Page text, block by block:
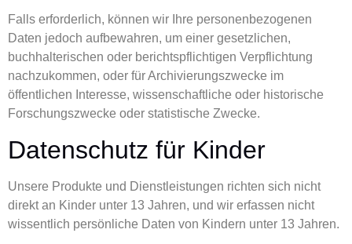
Falls erforderlich, können wir Ihre personenbezogenen
Daten jedoch aufbewahren, um einer gesetzlichen,
buchhalterischen oder berichtspflichtigen Verpflichtung
nachzukommen, oder für Archivierungszwecke im
öffentlichen Interesse, wissenschaftliche oder historische
Forschungszwecke oder statistische Zwecke.
Datenschutz für Kinder
Unsere Produkte und Dienstleistungen richten sich nicht
direkt an Kinder unter 13 Jahren, und wir erfassen nicht
wissentlich persönliche Daten von Kindern unter 13 Jahren.